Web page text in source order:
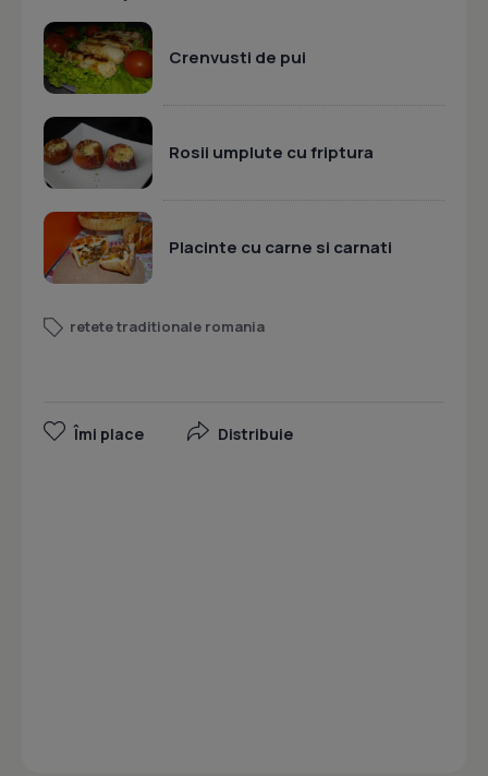
Crenvusti de pui
Rosii umplute cu friptura
Placinte cu carne si carnati
retete traditionale romania
Îmi place Distribuie